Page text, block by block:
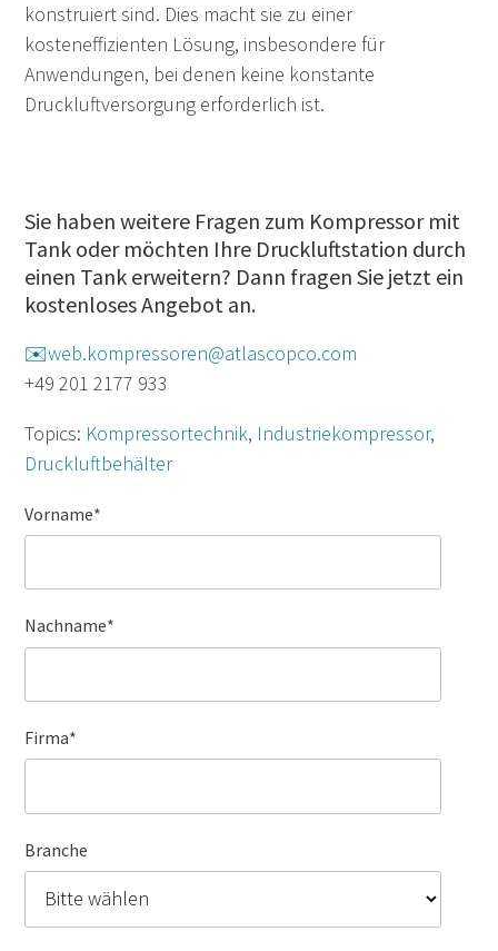
konstruiert sind. Dies macht sie zu einer
kosteneffizienten Lösung, insbesondere für
Anwendungen, bei denen keine konstante
Druckluftversorgung erforderlich ist.
Sie haben weitere Fragen zum Kompressor mit
Tank oder möchten Ihre Druckluftstation durch
einen Tank erweitern? Dann fragen Sie jetzt ein
kostenloses Angebot an.
✉️web.kompressoren@atlascopco.com
+49 201 2177 933
Topics: Kompressortechnik, Industriekompressor,
Druckluftbehälter
Vorname*
Nachname*
Firma*
Branche